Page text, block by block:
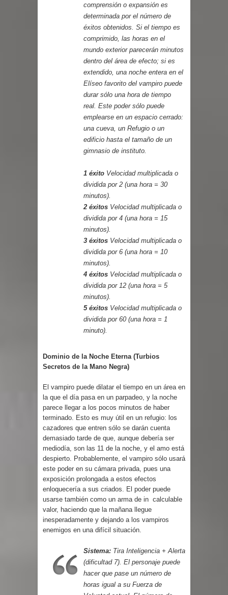
comprensión o expansión es
determinada por el número de
éxitos obtenidos. Si el tiempo es
comprimido, las horas en el
mundo exterior parecerán minutos
dentro del área de efecto; si es
extendido, una noche entera en el
Elíseo favorito del vampiro puede
durar sólo una hora de tiempo
real. Este poder sólo puede
emplearse en un espacio cerrado:
una cueva, un Refugio o un
edificio hasta el tamaño de un
gimnasio de instituto.
1 éxito Velocidad multiplicada o
dividida por 2 (una hora = 30
minutos).
2 éxitos Velocidad multiplicada o
dividida por 4 (una hora = 15
minutos).
3 éxitos Velocidad multiplicada o
dividida por 6 (una hora = 10
minutos).
4 éxitos Velocidad multiplicada o
dividida por 12 (una hora = 5
minutos).
5 éxitos Velocidad multiplicada o
dividida por 60 (una hora = 1
minuto).
Dominio de la Noche Eterna (Turbios
Secretos de la Mano Negra)
El vampiro puede dilatar el tiempo en un área en
la que el día pasa en un parpadeo, y la noche
parece llegar a los pocos minutos de haber
terminado. Esto es muy útil en un refugio: los
cazadores que entren sólo se da­rán cuenta
demasiado tarde de que, aunque debería ser
mediodía, son las 11 de la noche, y el amo está
despier­to. Probablemente, el vampiro sólo usará
este poder en su cámara privada, pues una
exposición prolongada a estos efectos
enloquecería a sus criados. El poder puede
usarse también como un arma de in calculable
valor, haciendo que la mañana llegue
inesperadamente y de­jando a los vampiros
enemigos en una difícil situación.
Sistema: Tira Inteligencia + Alerta
(dificultad 7). El personaje puede
hacer que pase un número de
horas igual a su Fuerza de